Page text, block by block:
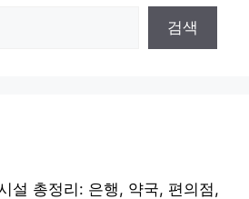
검색
설 총정리: 은행, 약국, 편의점,